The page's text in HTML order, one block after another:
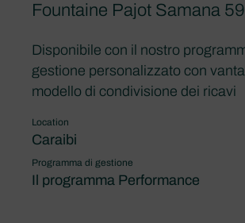
Fountaine Pajot Samana 59
Disponibile con il nostro
gestione personalizzato con
modello di condivisione dei ricavi
Location
Caraibi
Programma di gestione
Il programma Performance